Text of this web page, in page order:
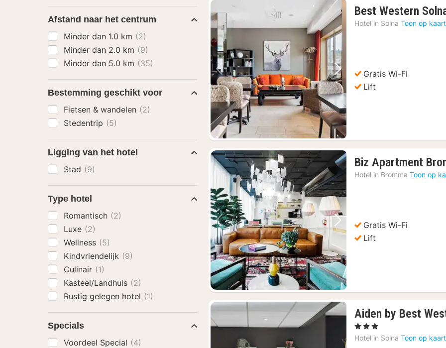
Vorige foto Volgende foto
Best Western
Hotel in Solna Toon op kaart
Gratis Wi-Fi
Lift
Vorige foto Volgende foto
Biz Apartment
Hotel in Bromma Toon op
Gratis Wi-Fi
Lift
Aiden by Best
, 3 Sterren
Hotel in Solna Toon op kaart
Afstand naar het centrum
Minder dan 1.0 km (2)
Minder dan 2.0 km (9)
Minder dan 5.0 km (35)
Bestemming geschikt voor
Fietsen & wandelen (2)
Stedentrip (5)
Ligging van het hotel
Stad (9)
Type hotel
Romantisch (2)
Luxe (2)
Wellness (5)
Kindvriendelijk (9)
Culinair (1)
Kasteel/Landhuis (2)
Rustig gelegen hotel (1)
Specials
Voordeel Special (4)